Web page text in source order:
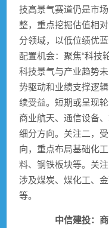
技高景气赛道仍是市
整，重点挖掘估值相
分领域，以低位绩优蓝
配置机会：聚焦“科技
科技景气与产业趋势
势驱动和业绩支撑逻
续受益。短期或呈现
商业航天、通信设备
细分方向。关注二，
向，重点布局基础化工
料、钢铁板块等。关
涉及煤炭、煤化工、
等。
中信建投：